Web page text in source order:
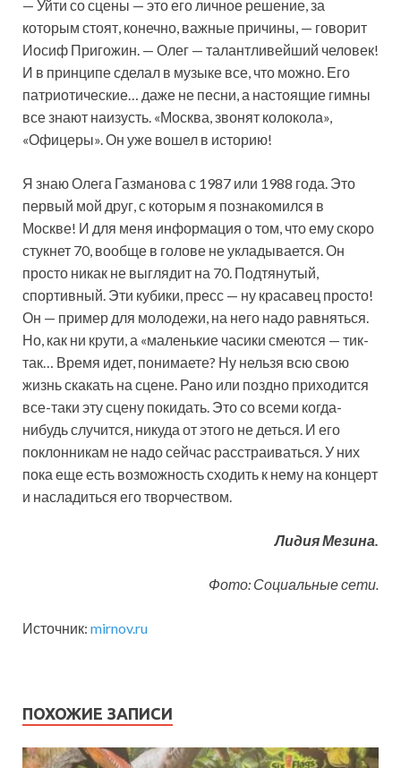
— Уйти со сцены — это его личное решение, за
которым стоят, конечно, важные причины, — говорит
Иосиф Пригожин. — Олег — талантливейший человек!
И в принципе сделал в музыке все, что можно. Его
патриотические… даже не песни, а настоящие гимны
все знают наизусть. «Москва, звонят колокола»,
«Офицеры». Он уже вошел в историю!
Я знаю Олега Газманова с 1987 или 1988 года. Это
первый мой друг, с которым я познакомился в
Москве! И для меня информация о том, что ему скоро
стукнет 70, вообще в голове не укладывается. Он
просто никак не выглядит на 70. Подтянутый,
спортивный. Эти кубики, пресс — ну красавец просто!
Он — пример для молодежи, на него надо равняться.
Но, как ни крути, а «маленькие часики смеются — тик-
так… Время идет, понимаете? Ну нельзя всю свою
жизнь скакать на сцене. Рано или поздно приходится
все-таки эту сцену покидать. Это со всеми когда-
нибудь случится, никуда от этого не деться. И его
поклонникам не надо сейчас расстраиваться. У них
пока еще есть возможность сходить к нему на концерт
и насладиться его творчеством.
Лидия Мезина.
Фото: Социальные сети.
Источник: mirnov.ru
ПОХОЖИЕ ЗАПИСИ